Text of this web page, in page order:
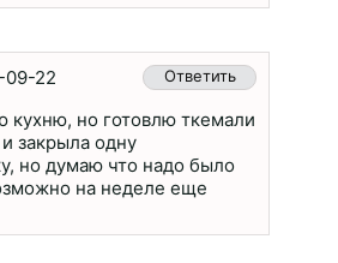
09-22 Ответить
кухню, но готовлю ткемали
закрыла одну
но думаю что надо было
на неделе еще